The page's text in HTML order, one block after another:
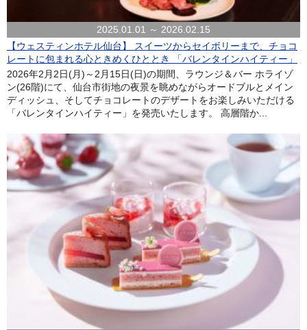
2025.01.01 ～ 2026.02.15
【ウェスティンホテル仙台】 スイーツからセイボリーまで、チョコ
レートに包まれる心ときめくひととき 「バレンタインハイティー」
2026年2月2日(月)～2月15日(日)の期間、ラウンジ＆バー ホライゾ
ン(26階)にて、仙台市街地の夜景を眺めながらオードブルとメイン
ディッシュ、そしてチョコレートのデザートをお楽しみいただける
「バレンタインハイティー」を発売いたします。 高層階か...